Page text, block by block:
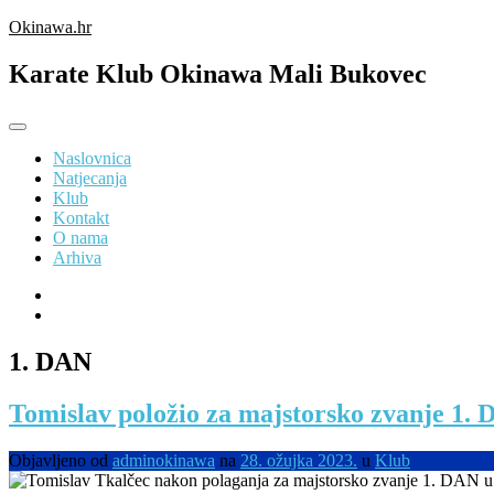
Preskoči
sadržaj
Okinawa.hr
Karate Klub Okinawa Mali Bukovec
Naslovnica
Natjecanja
Klub
Kontakt
O nama
Arhiva
1. DAN
Tomislav položio za majstorsko zvanje 1.
Objavljeno od adminokinawa na 28. ožujka 2023. u Klub